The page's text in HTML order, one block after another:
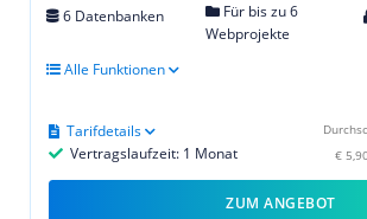
6 Datenbanken
Für bis zu 6
Webprojekte
Alle Funktionen
€
Vertragslaufzeit: 1 Monat
Tarifdetails
ZUM ANGEBOT